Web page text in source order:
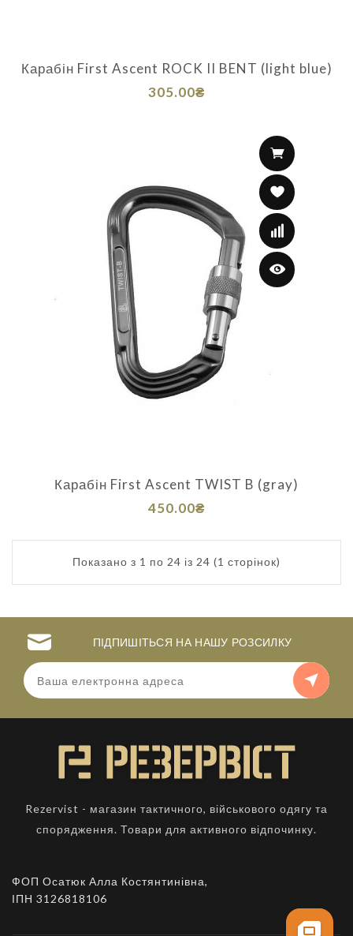
Карабін First Ascent ROCK II BENT (light blue)
305.00₴
Карабін First Ascent TWIST B (gray)
450.00₴
Показано з 1 по 24 із 24 (1 сторінок)
ПІДПИШІТЬСЯ НА НАШУ РОЗСИЛКУ
Rezervist - магазин тактичного, військового одягу та
спорядження. Товари для активного відпочинку.
ФОП Осатюк Алла Костянтинівна,
ІПН 3126818106